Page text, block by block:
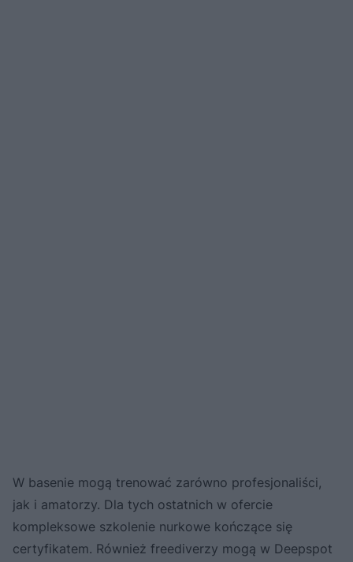
W basenie mogą trenować zarówno profesjonaliści,
jak i amatorzy. Dla tych ostatnich w ofercie
kompleksowe szkolenie nurkowe kończące się
certyfikatem. Również freediverzy mogą w Deepspot